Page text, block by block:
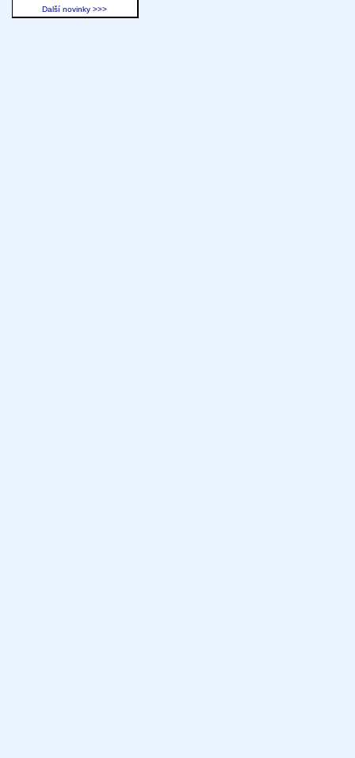
Další novinky >>>